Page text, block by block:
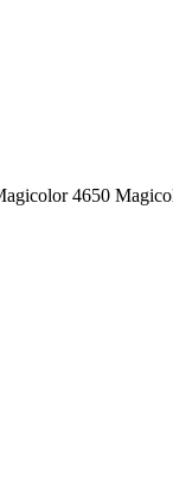
4650